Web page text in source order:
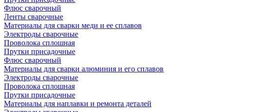
Флюс сварочный
Ленты сварочные
Материалы для сварки меди и ее сплавов
Электроды сварочные
Проволока сплошная
Прутки присадочные
Флюс сварочный
Материалы для сварки алюминия и его сплавов
Электроды сварочные
Проволока сплошная
Прутки присадочные
Материалы для наплавки и ремонта деталей